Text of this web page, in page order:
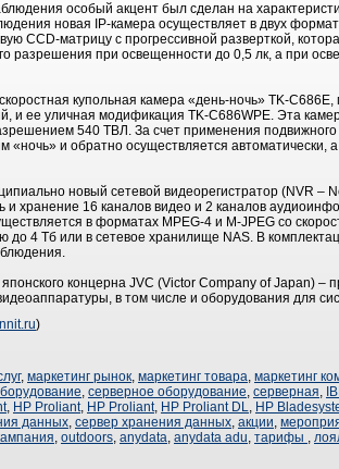
особый акцент был сделан на
новая IP-камера осуществляет в двух
CCD-матрицу с прогрессивной разверткой,
разрешения при освещенности до 0,5 лк, а при
купольная камера «день-ночь» TK-
и ее уличная модификация TK-C686WPE. Эта
540 ТВЛ. За счет применения
и обратно осуществляется автоматически, а
новый сетевой видеорегистратор (NVR –
и хранение 16 каналов видео и 2 каналов
в форматах MPEG-4 и M-JPEG со
до 4 Тб или в сетевое хранилище NAS. В
концерна JVC (Victor Company of Japan) –
в том числе и оборудования для
)
, маркетинг рынок, маркетинг товара, маркетинг
, серверное оборудование, серверная,
, HP Proliant, HP Proliant, HP Proliant DL, HP
данных, сервер хранения данных, акции,
, outdoors, anydata, anydata adu, тарифы ,